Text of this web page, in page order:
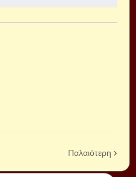
Παλαιότερη